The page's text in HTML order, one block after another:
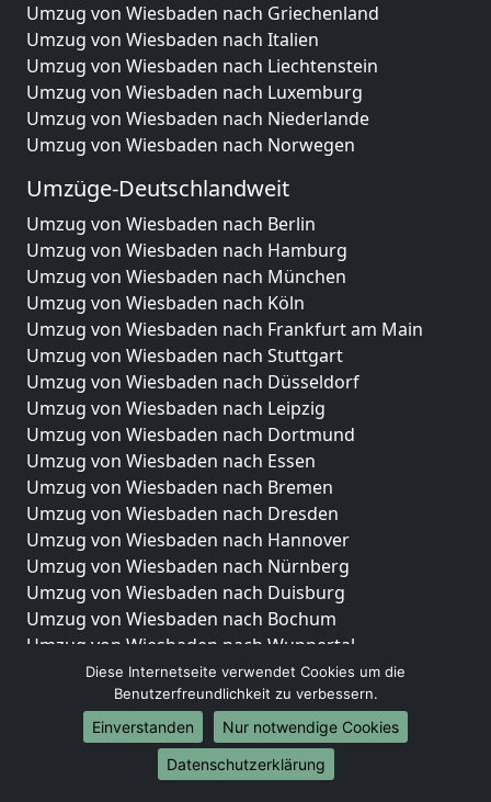
Umzug von Wiesbaden nach Griechenland
Umzug von Wiesbaden nach Italien
Umzug von Wiesbaden nach Liechtenstein
Umzug von Wiesbaden nach Luxemburg
Umzug von Wiesbaden nach Niederlande
Umzug von Wiesbaden nach Norwegen
Umzüge-Deutschlandweit
Umzug von Wiesbaden nach Berlin
Umzug von Wiesbaden nach Hamburg
Umzug von Wiesbaden nach München
Umzug von Wiesbaden nach Köln
Umzug von Wiesbaden nach Frankfurt am Main
Umzug von Wiesbaden nach Stuttgart
Umzug von Wiesbaden nach Düsseldorf
Umzug von Wiesbaden nach Leipzig
Umzug von Wiesbaden nach Dortmund
Umzug von Wiesbaden nach Essen
Umzug von Wiesbaden nach Bremen
Umzug von Wiesbaden nach Dresden
Umzug von Wiesbaden nach Hannover
Umzug von Wiesbaden nach Nürnberg
Umzug von Wiesbaden nach Duisburg
Umzug von Wiesbaden nach Bochum
Umzug von Wiesbaden nach Wuppertal
Umzug von Wiesbaden nach Bielefeld
Umzug von Wiesbaden nach Bonn
Umzug von Wiesbaden nach Münster
Internationale-Umzüge
Diese Internetseite verwendet Cookies um die
Benutzerfreundlichkeit zu verbessern.
Einverstanden
Nur notwendige Cookies
Datenschutzerklärung